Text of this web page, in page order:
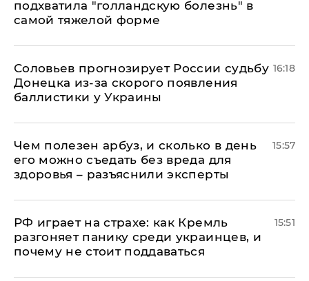
подхватила "голландскую болезнь" в
самой тяжелой форме
Соловьев прогнозирует России судьбу
Донецка из-за скорого появления
баллистики у Украины
16:18
Чем полезен арбуз, и сколько в день
его можно съедать без вреда для
здоровья – разъяснили эксперты
15:57
РФ играет на страхе: как Кремль
разгоняет панику среди украинцев, и
почему не стоит поддаваться
15:51